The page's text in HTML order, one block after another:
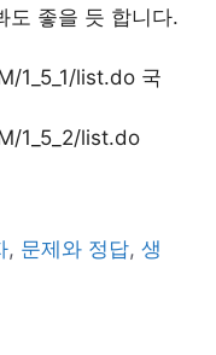
도 좋을 듯 합니다.
1_5_1/list.do 국
1_5_2/list.do
, 문제와 정답,생